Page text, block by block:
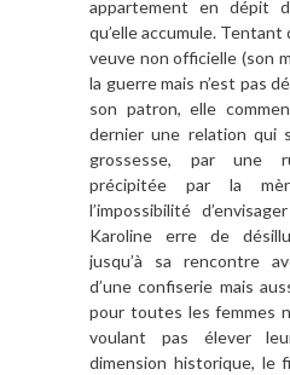
appartement en dépit
qu’elle accumule. Tentant
veuve non officielle (son
la guerre mais n’est pas
son patron, elle
dernier une relation qui
grossesse, par une
précipitée par la
l’impossibilité
Karoline erre de
jusqu’à sa rencontre
d’une confiserie mais
pour toutes les femmes
voulant pas élever
dimension historique, le